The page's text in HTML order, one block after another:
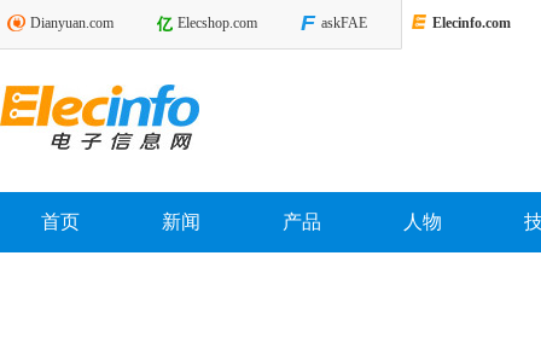
Dianyuan.com Elecshop.com askFAE Elecinfo.com
首页 新闻 产品 人物